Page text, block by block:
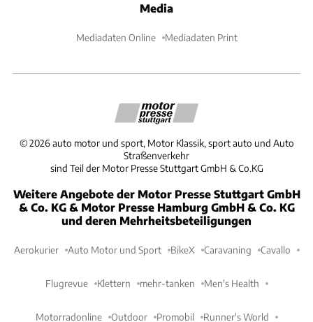
Media
Mediadaten Online Mediadaten Print
©2026 auto motor und sport, Motor Klassik, sport auto und Auto
Straßenverkehr
sind Teil der Motor Presse Stuttgart GmbH & Co.KG
Weitere Angebote der Motor Presse Stuttgart GmbH
& Co. KG & Motor Presse Hamburg GmbH & Co. KG
und deren Mehrheitsbeteiligungen
Aerokurier Auto Motor und Sport BikeX Caravaning Cavallo
Flugrevue Klettern mehr-tanken Men's Health
Motorradonline Outdoor Promobil Runner's World